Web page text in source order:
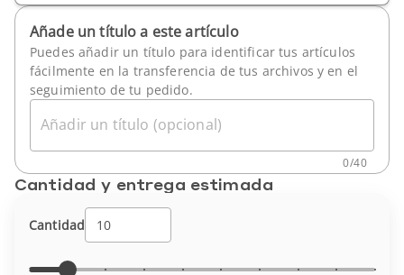
Añade un título a este artículo
Puedes añadir un título para identificar tus artículos
fácilmente en la transferencia de tus archivos y en el
seguimiento de tu pedido.
Añadir un título (opcional)
0/40
Cantidad y entrega estimada
Cantidad